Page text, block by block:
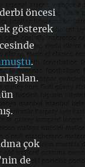
öncesi
gösterek
.
çok
de